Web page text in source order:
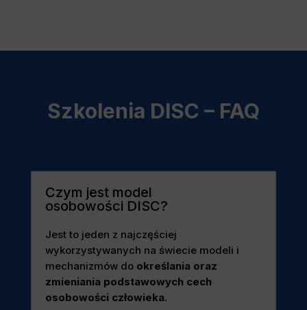
Szkolenia DISC – FAQ
Czym jest model
osobowości DISC?
Jest to jeden z najczęściej
wykorzystywanych na świecie modeli i
mechanizmów do określania oraz
zmieniania podstawowych cech
osobowości człowieka.